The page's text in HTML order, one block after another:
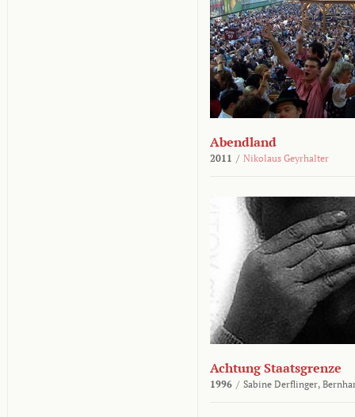
Abendland
2011 / Nikolaus Geyrhalter
Achtung Staatsgrenze
1996 / Sabine Derflinger,